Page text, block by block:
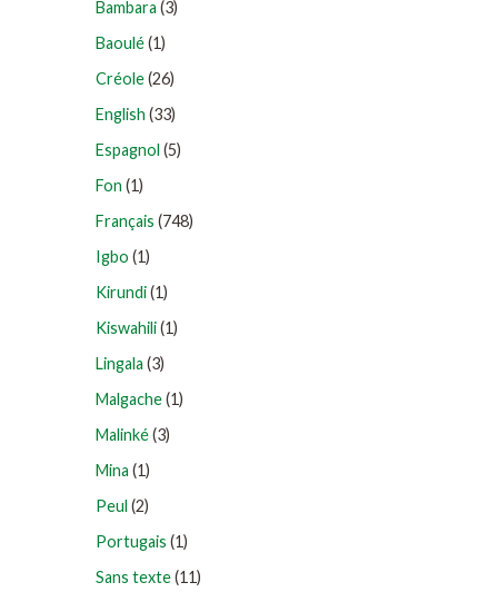
Bambara (3)
Baoulé(1)
Créole(26)
English (33)
Espagnol (5)
Fon (1)
Français (748)
Igbo (1)
Kirundi(1)
Kiswahili(1)
Lingala (3)
Malgache(1)
Malinké(3)
Mina (1)
Peul (2)
Portugais (1)
Sans texte(11)